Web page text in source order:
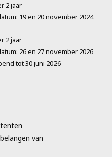
2 jaar
19 en 20 november 2024
2 jaar
26 en 27 november 2026
tot 30 juni 2026
van